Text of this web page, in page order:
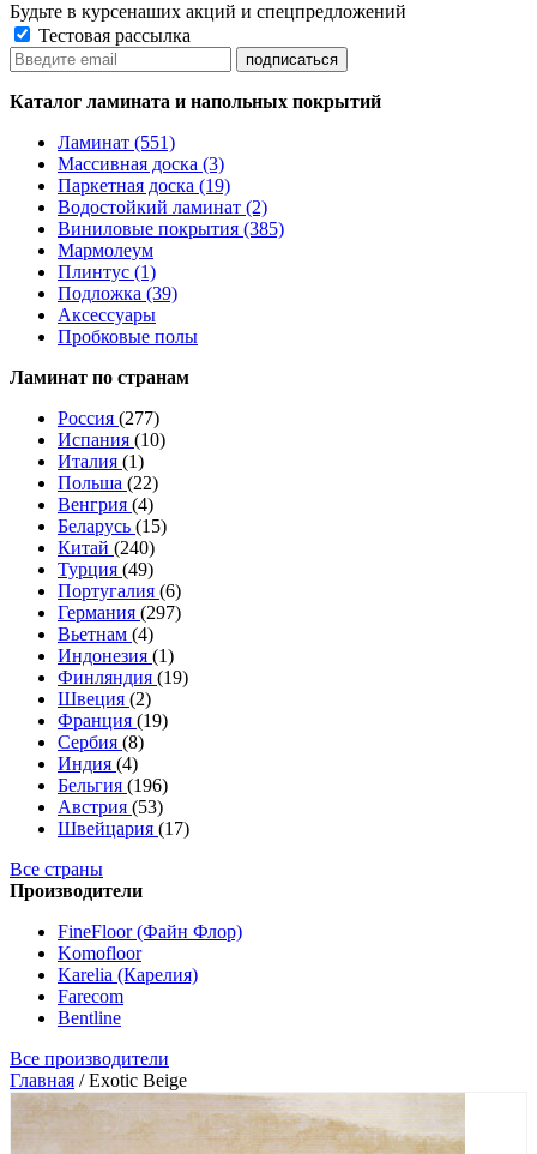
Будьте в курсенаших акций и спецпредложений
Тестовая рассылка
Каталог ламината и напольных покрытий
Ламинат (551)
Массивная доска (3)
Паркетная доска (19)
Водостойкий ламинат (2)
Виниловые покрытия (385)
Мармолеум
Плинтус (1)
Подложка (39)
Аксессуары
Пробковые полы
Ламинат по странам
Россия (277)
Испания (10)
Италия (1)
Польша (22)
Венгрия (4)
Беларусь (15)
Китай (240)
Турция (49)
Португалия (6)
Германия (297)
Вьетнам (4)
Индонезия (1)
Финляндия (19)
Швеция (2)
Франция (19)
Сербия (8)
Индия (4)
Бельгия (196)
Австрия (53)
Швейцария (17)
Все страны
Производители
FineFloor (Файн Флор)
Komofloor
Karelia (Карелия)
Farecom
Bentline
Все производители
Главная /Exotic Beige